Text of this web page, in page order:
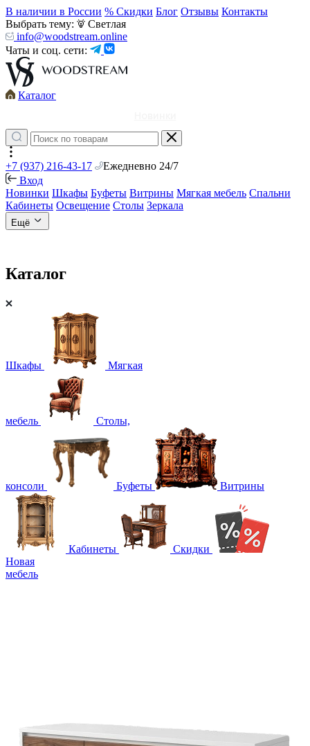
В наличии в России % Скидки Блог Отзывы Контакты
Выбрать тему:
Светлая
info@woodstream.online
Чаты и соц. сети:
Каталог
+7 (937) 216-43-17
Ежедневно 24/7
Вход
Новинки Шкафы Буфеты Витрины Мягкая мебель Спальни
Кабинеты Освещение Столы Зеркала
Ещё
Каталог
Шкафы Мягкая
мебель Столы,
консоли Буфеты Витрины
Кабинеты
Скидки
Новая
мебель